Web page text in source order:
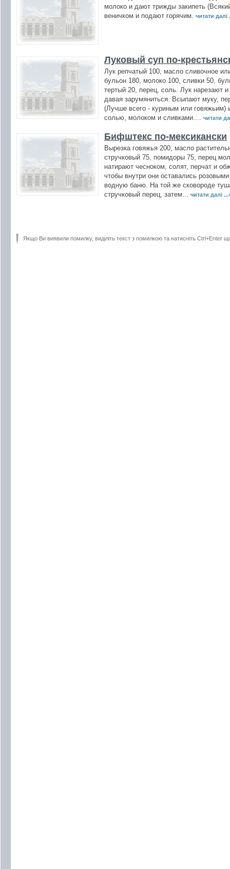
молоко и дают трижды закипеть
веничком и подают горячим.
читати далі
Луковый суп по-
Лук репчатый 100, масло сливочное
бульон 180, молоко 100, сливки 50,
тертый 20, перец, соль. Лук нарезают
давая зарумяниться. Всыпают муку,
(Лучше всего - куриным или говяжьим)
солью, молоком и сливками....
читати
Бифштекс по-мексикански
Вырезка говяжья 200, масло
стручковый 75, помидоры 75, перец
натирают чесноком, солят, перчат и
чтобы внутри они оставались
водную баню. На той же сковороде
стручковый перец, затем...
читати далі
Якщо Ви виявили помилку, виділіть текст з помилкою та натисніть Ctrl+Enter